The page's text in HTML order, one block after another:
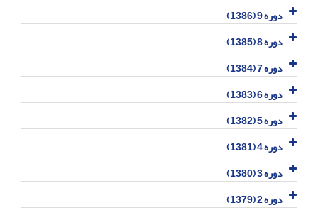
دوره 9 (1386)
دوره 8 (1385)
دوره 7 (1384)
دوره 6 (1383)
دوره 5 (1382)
دوره 4 (1381)
دوره 3 (1380)
دوره 2 (1379)